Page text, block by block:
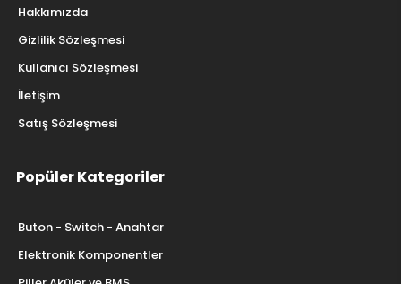
Hakkımızda
Gizlilik Sözleşmesi
Kullanıcı Sözleşmesi
İletişim
Satış Sözleşmesi
Popüler Kategoriler
Buton - Switch - Anahtar
Elektronik Komponentler